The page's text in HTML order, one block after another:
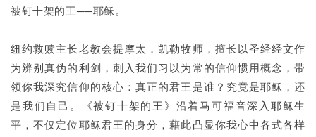
被钉十架的王──耶稣。
纽约救赎主长老教会提摩太．凯勒牧师，擅长以圣经经文作
为辨别真伪的利剑，刺入我们习以为常的信仰惯用概念，带
领你我深究信仰的核心：真正的君王是谁？究竟是耶稣，还
是我们自己。《被钉十架的王》沿着马可福音深入耶稣生
平，不仅定位耶稣君王的身分，藉此凸显你我心中各式各样